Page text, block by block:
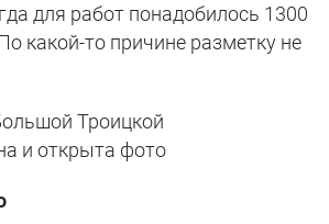
для работ понадобилось 1300
какой-то причине разметку не